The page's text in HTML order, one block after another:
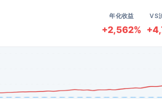
年化收益
+2,562%
VS